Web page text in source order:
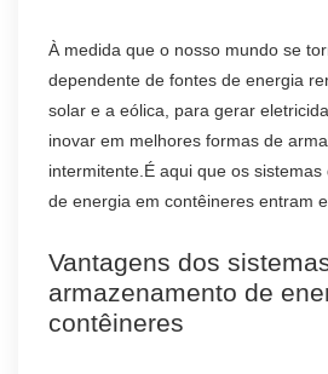
À medida que o nosso mundo se
dependente de fontes de energia
solar e a eólica, para gerar
inovar em melhores formas de
intermitente.É aqui que os
de energia em contêineres entram
Vantagens dos
armazenamento de
contêineres